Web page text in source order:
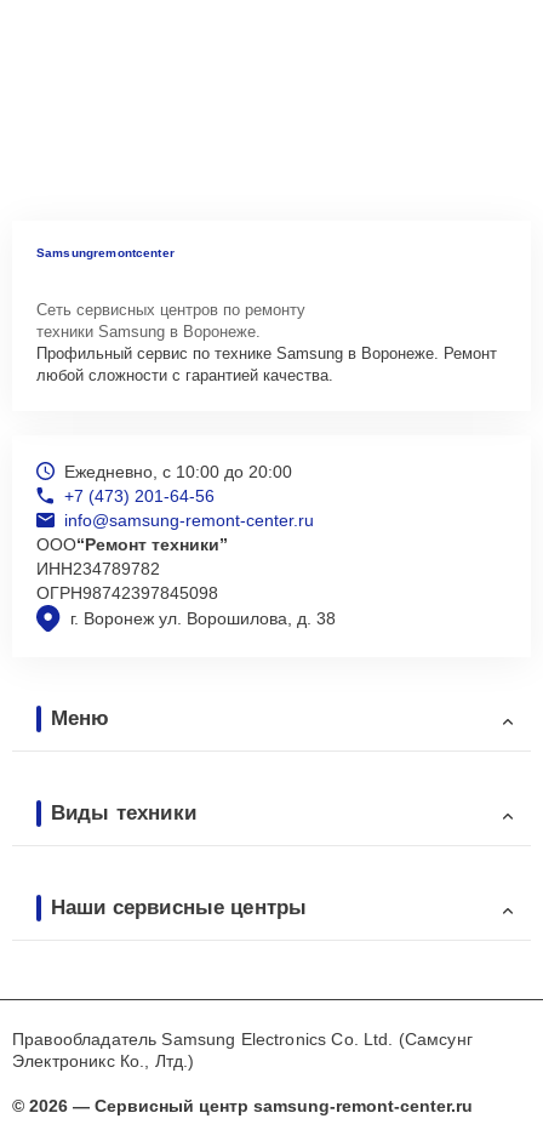
Samsungremontcenter
Сеть сервисных центров по ремонту
техники Samsung в Воронеже.
Профильный сервис по технике Samsung в Воронеже. Ремонт
любой сложности с гарантией качества.
г. Воронеж ул. Ворошилова, д. 38
Ежедневно, с 10:00 до 20:00
+7 (473) 201-64-56
info@samsung-remont-center.ru
ООО“Ремонт техники”
ИНН234789782
ОГРН98742397845098
Меню
Виды техники
Наши сервисные центры
Правообладатель Samsung Electronics Co. Ltd. (Самсунг
Электроникс Ко., Лтд.)
© 2026 — Сервисный центр samsung-remont-center.ru